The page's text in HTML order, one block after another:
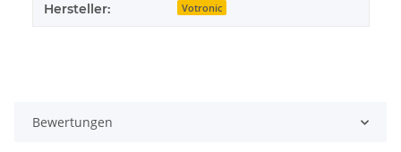
Hersteller: Votronic
Bewertungen